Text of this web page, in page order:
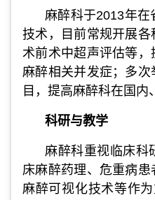
麻醉科于2013年
技术，目前常规开展各
术前术中超声评估等
麻醉相关并发症；多
目，提高麻醉科在国内
科研与教学
麻醉科重视临床科
床麻醉药理、危重病
麻醉可视化技术等作